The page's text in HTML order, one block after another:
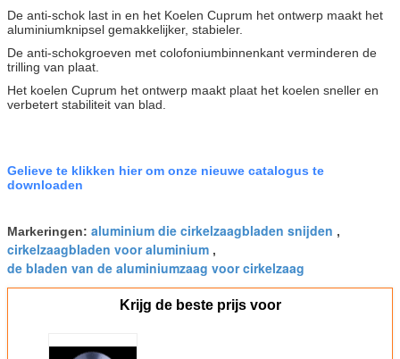
De anti-schok last in en het Koelen Cuprum het ontwerp maakt het
aluminiumknipsel gemakkelijker, stabieler.
De anti-schokgroeven met colofoniumbinnenkant verminderen de
trilling van plaat.
Het koelen Cuprum het ontwerp maakt plaat het koelen sneller en
verbetert stabiliteit van blad.
Gelieve te klikken hier om onze nieuwe catalogus te
downloaden
Markeringen: aluminium die cirkelzaagbladen snijden ,
cirkelzaagbladen voor aluminium ,
de bladen van de aluminiumzaag voor cirkelzaag
Krijg de beste prijs voor